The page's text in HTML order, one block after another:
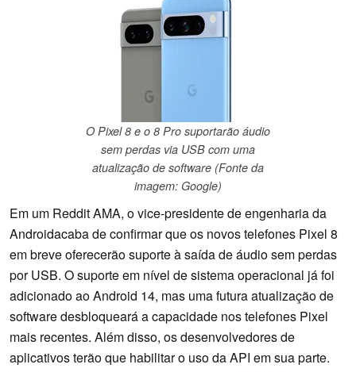
O Pixel 8 e o 8 Pro suportarão áudio
sem perdas via USB com uma
atualização de software (Fonte da
imagem: Google)
Em um Reddit AMA, o vice-presidente de engenharia da
Androidacaba de confirmar que os novos telefones Pixel 8
em breve oferecerão suporte à saída de áudio sem perdas
por USB. O suporte em nível de sistema operacional já foi
adicionado ao Android 14, mas uma futura atualização de
software desbloqueará a capacidade nos telefones Pixel
mais recentes. Além disso, os desenvolvedores de
aplicativos terão que habilitar o uso da API em sua parte.